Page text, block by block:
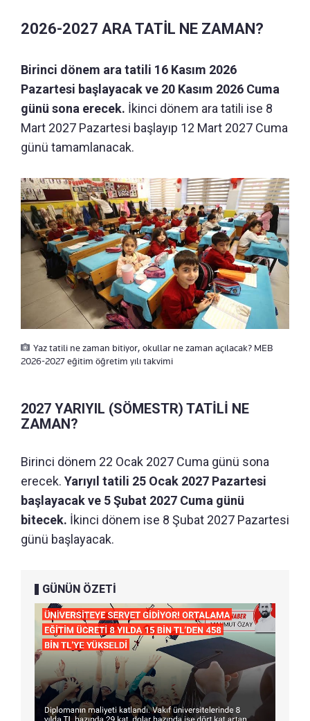
2026-2027 ARA TATİL NE ZAMAN?
Birinci dönem ara tatili 16 Kasım 2026
Pazartesi başlayacak ve 20 Kasım 2026 Cuma
günü sona erecek. İkinci dönem ara tatili ise 8
Mart 2027 Pazartesi başlayıp 12 Mart 2027 Cuma
günü tamamlanacak.
Yaz tatili ne zaman bitiyor, okullar ne zaman açılacak? MEB
2026-2027 eğitim öğretim yılı takvimi
2027 YARIYIL (SÖMESTR) TATİLİ NE
ZAMAN?
Birinci dönem 22 Ocak 2027 Cuma günü sona
erecek. Yarıyıl tatili 25 Ocak 2027 Pazartesi
başlayacak ve 5 Şubat 2027 Cuma günü
bitecek. İkinci dönem ise 8 Şubat 2027 Pazartesi
günü başlayacak.
GÜNÜN ÖZETİ